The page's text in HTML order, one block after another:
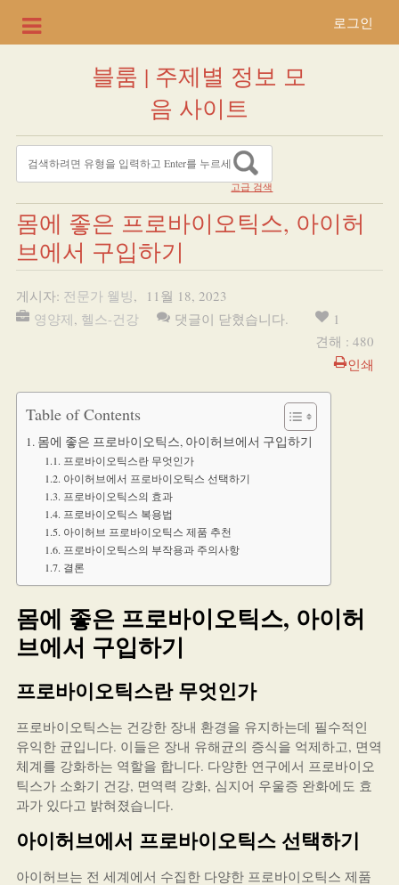
로그인
블룸 | 주제별 정보 모
음 사이트
고급 검색
몸에 좋은 프로바이오틱스, 아이허
브에서 구입하기
게시자: 전문가 웰빙,
11월 18, 2023
영양제, 헬스-건강 댓글이 닫혔습니다.
1
견해 : 480
인쇄
Table of Contents
몸에 좋은 프로바이오틱스, 아이허브에서 구입하기
프로바이오틱스란 무엇인가
아이허브에서 프로바이오틱스 선택하기
프로바이오틱스의 효과
프로바이오틱스 복용법
아이허브 프로바이오틱스 제품 추천
프로바이오틱스의 부작용과 주의사항
결론
몸에 좋은 프로바이오틱스, 아이허
브에서 구입하기
프로바이오틱스란 무엇인가
프로바이오틱스는 건강한 장내 환경을 유지하는데 필수적인
유익한 균입니다. 이들은 장내 유해균의 증식을 억제하고, 면역
체계를 강화하는 역할을 합니다. 다양한 연구에서 프로바이오
틱스가 소화기 건강, 면역력 강화, 심지어 우울증 완화에도 효
과가 있다고 밝혀졌습니다.
아이허브에서 프로바이오틱스 선택하기
아이허브는 전 세계에서 수집한 다양한 프로바이오틱스 제품